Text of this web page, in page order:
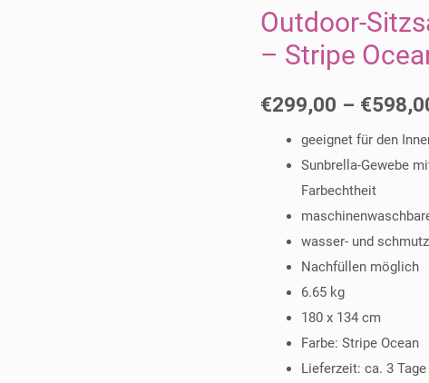
Outdoor-
– Stripe
€299,00 – €
geeignet für den
Sunbrella-Gewebe
Farbechtheit
wasser- und
Nachfüllen möglich
6.65 kg
180 x 134 cm
Farbe: Stripe Ocean
Lieferzeit: ca. 3 Tage